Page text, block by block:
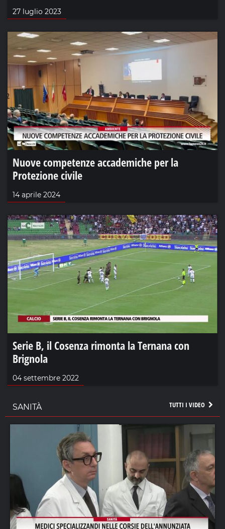
27 luglio 2023
Nuove competenze accademiche per la
Protezione civile
14 aprile 2024
Serie B, il Cosenza rimonta la Ternana con
Brignola
04 settembre 2022
TUTTI I VIDEO
SANITÀ